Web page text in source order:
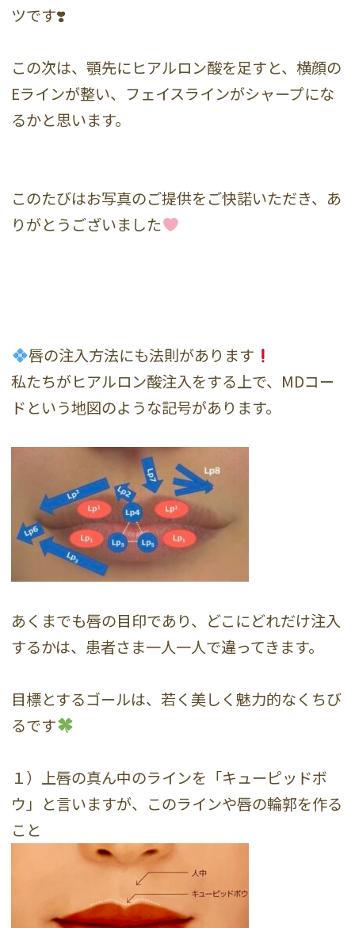
ツです❣️
この次は、顎先にヒアルロン酸を足すと、横顔の
Eラインが整い、フェイスラインがシャープにな
るかと思います。
このたびはお写真のご提供をご快諾いただき、あ
りがとうございました
唇の注入方法にも法則があります
私たちがヒアルロン酸注入をする上で、MDコー
ドという地図のような記号があります。
あくまでも唇の目印であり、どこにどれだけ注入
するかは、患者さま一人一人で違ってきます。
目標とするゴールは、若く美しく魅力的なくちび
るです
１）上唇の真ん中のラインを「キューピッドボ
ウ」と言いますが、このラインや唇の輪郭を作る
こと